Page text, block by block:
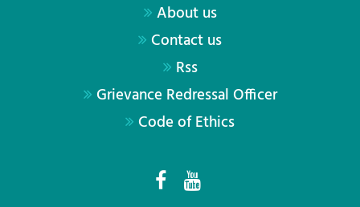
About us
Contact us
Rss
Grievance Redressal Officer
Code of Ethics